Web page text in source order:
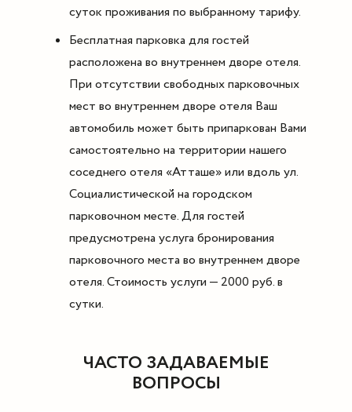
суток проживания по выбранному тарифу.
Бесплатная парковка для гостей
расположена во внутреннем дворе отеля.
При отсутствии свободных парковочных
мест во внутреннем дворе отеля Ваш
автомобиль может быть припаркован Вами
самостоятельно на территории нашего
соседнего отеля «Атташе» или вдоль ул.
Социалистической на городском
парковочном месте. Для гостей
предусмотрена услуга бронирования
парковочного места во внутреннем дворе
отеля. Стоимость услуги — 2000 руб. в
сутки.
ЧАСТО ЗАДАВАЕМЫЕ
ВОПРОСЫ